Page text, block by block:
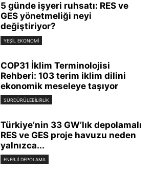
5 günde işyeri ruhsatı: RES ve
GES yönetmeliği neyi
değiştiriyor?
YEŞIL EKONOMI
COP31 İklim Terminolojisi
Rehberi: 103 terim iklim dilini
ekonomik meseleye taşıyor
SÜRDÜRÜLEBILIRLIK
Türkiye’nin 33 GW’lık depolamalı
RES ve GES proje havuzu neden
yalnızca...
ENERJI DEPOLAMA